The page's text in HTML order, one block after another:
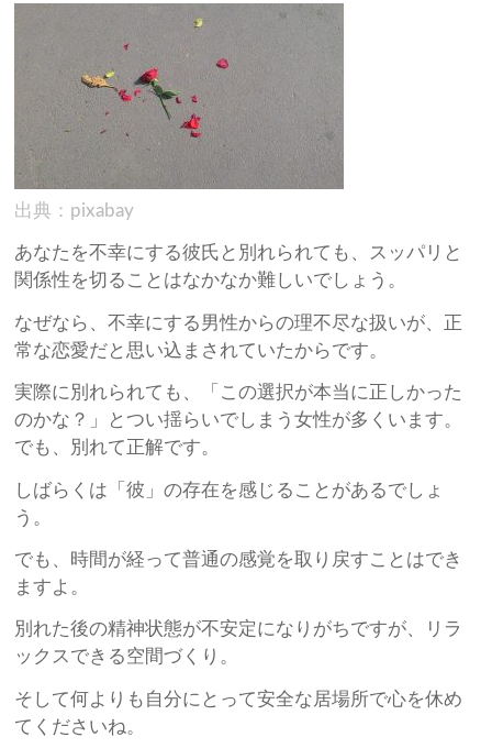
出典：pixabay
あなたを不幸にする彼氏と別れられても、スッパリと
関係性を切ることはなかなか難しいでしょう。
なぜなら、不幸にする男性からの理不尽な扱いが、正
常な恋愛だと思い込まされていたからです。
実際に別れられても、「この選択が本当に正しかった
のかな？」とつい揺らいでしまう女性が多くいます。
でも、別れて正解です。
しばらくは「彼」の存在を感じることがあるでしょ
う。
でも、時間が経って普通の感覚を取り戻すことはでき
ますよ。
別れた後の精神状態が不安定になりがちですが、リラ
ックスできる空間づくり。
そして何よりも自分にとって安全な居場所で心を休め
てくださいね。